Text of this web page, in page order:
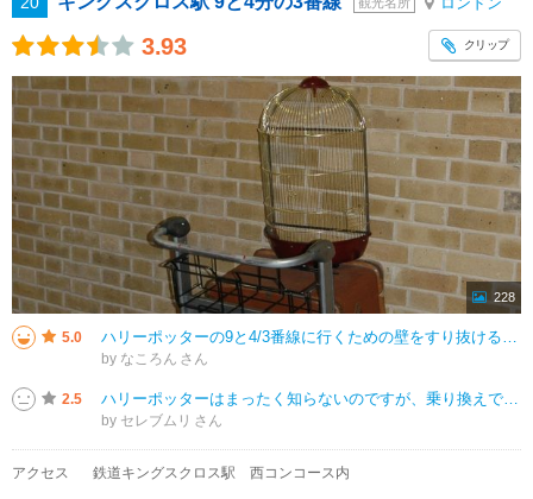
3.93 クリップ
228
5.0
by なころん
2.5
by セレブムリ
アクセス 鉄道キングスクロス駅 西コンコース内